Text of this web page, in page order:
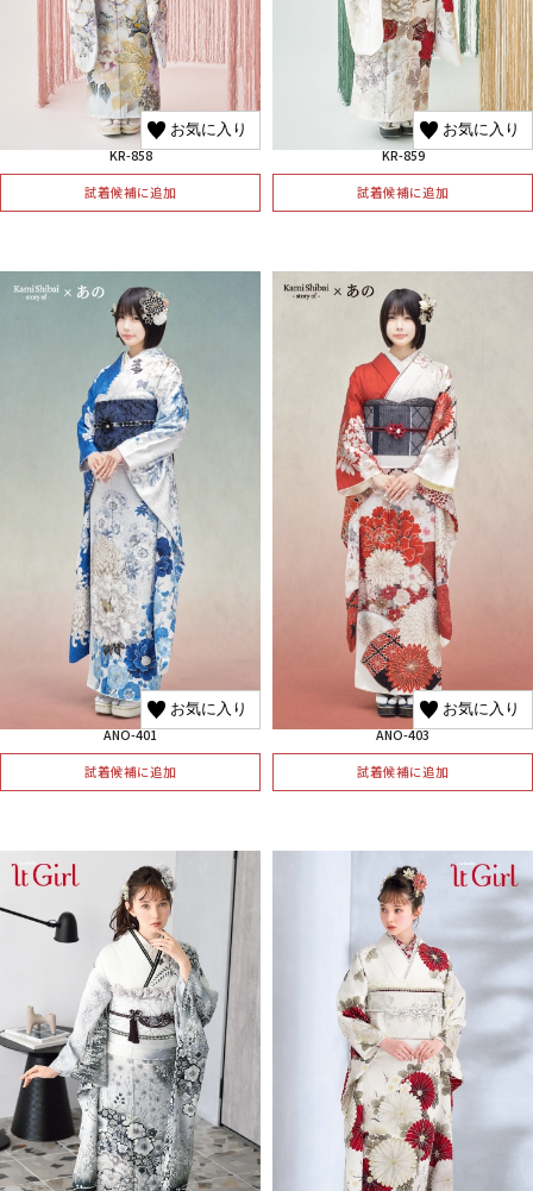
お気に入り
KR-858
試着候補に追加
お気に入り
KR-859
試着候補に追加
お気に入り
ANO-401
試着候補に追加
お気に入り
ANO-403
試着候補に追加